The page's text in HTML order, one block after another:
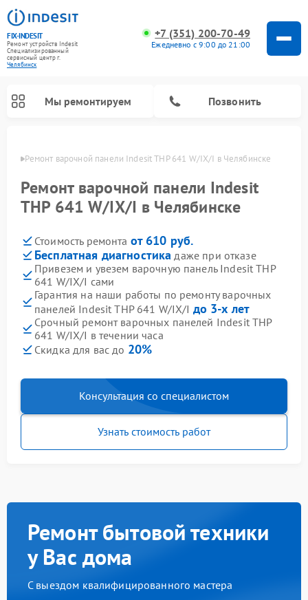
FIX-INDESIT
Ремонт устройств Indesit
Специализированный
cервисный центр г.
Челябинск
+7 (351) 200-70-49
Ежедневно с 9:00 до 21:00
Мы ремонтируем Позвонить
Ремонт варочной панели Indesit THP 641 W/IX/I в Челябинске
Ремонт варочной панели Indesit
THP 641 W/IX/I в Челябинске
Стоимость ремонта от 610 руб.
Бесплатная диагностика даже при отказе
Привезем и увезем варочную панель Indesit THP
641 W/IX/I сами
Гарантия на наши работы по ремонту варочных
панелей Indesit THP 641 W/IX/I до 3-х лет
Срочный ремонт варочных панелей Indesit THP
641 W/IX/I в течении часа
Скидка для вас до 20%
Консультация со специалистом
Узнать стоимость работ
Ремонт бытовой техники
у Вас дома
С выездом квалифицированного мастера